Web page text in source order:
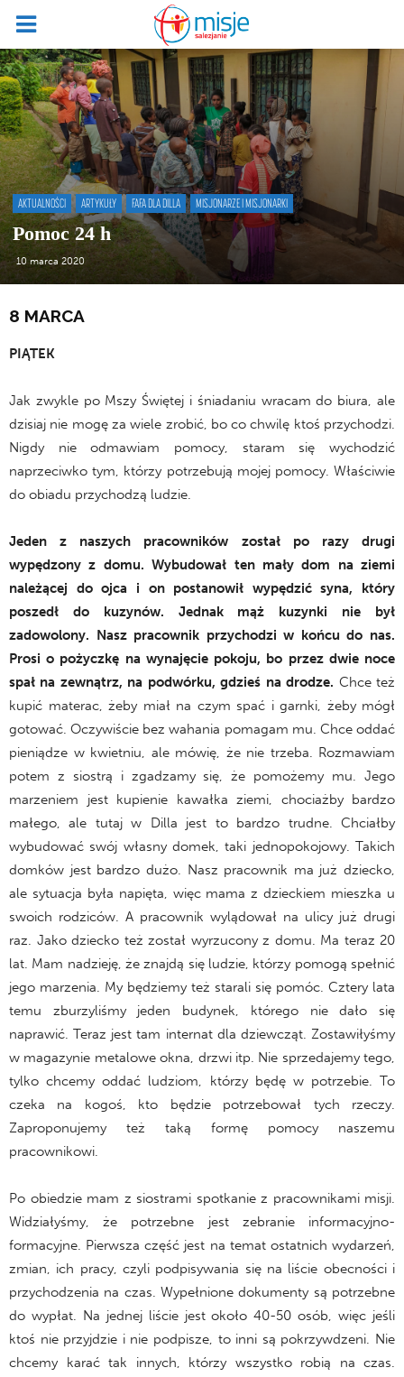
AKTUALNOŚCI ARTYKUŁY FAFA DLA DILLA MISJONARZE I MISJONARKI
Pomoc 24 h
10 marca 2020
8 MARCA
PIĄTEK
Jak zwykle po Mszy Świętej i śniadaniu wracam do biura, ale
dzisiaj nie mogę za wiele zrobić, bo co chwilę ktoś przychodzi.
Nigdy nie odmawiam pomocy, staram się wychodzić
naprzeciwko tym, którzy potrzebują mojej pomocy. Właściwie
do obiadu przychodzą ludzie.
Jeden z naszych pracowników został po razy drugi
wypędzony z domu. Wybudował ten mały dom na ziemi
należącej do ojca i on postanowił wypędzić syna, który
poszedł do kuzynów. Jednak mąż kuzynki nie był
zadowolony. Nasz pracownik przychodzi w końcu do nas.
Prosi o pożyczkę na wynajęcie pokoju, bo przez dwie noce
spał na zewnątrz, na podwórku, gdzieś na drodze. Chce też
kupić materac, żeby miał na czym spać i garnki, żeby mógł
gotować. Oczywiście bez wahania pomagam mu. Chce oddać
pieniądze w kwietniu, ale mówię, że nie trzeba. Rozmawiam
potem z siostrą i zgadzamy się, że pomożemy mu. Jego
marzeniem jest kupienie kawałka ziemi, chociażby bardzo
małego, ale tutaj w Dilla jest to bardzo trudne. Chciałby
wybudować swój własny domek, taki jednopokojowy. Takich
domków jest bardzo dużo. Nasz pracownik ma już dziecko,
ale sytuacja była napięta, więc mama z dzieckiem mieszka u
swoich rodziców. A pracownik wylądował na ulicy już drugi
raz. Jako dziecko też został wyrzucony z domu. Ma teraz 20
lat. Mam nadzieję, że znajdą się ludzie, którzy pomogą spełnić
jego marzenia. My będziemy też starali się pomóc. Cztery lata
temu zburzyliśmy jeden budynek, którego nie dało się
naprawić. Teraz jest tam internat dla dziewcząt. Zostawiłyśmy
w magazynie metalowe okna, drzwi itp. Nie sprzedajemy tego,
tylko chcemy oddać ludziom, którzy będę w potrzebie. To
czeka na kogoś, kto będzie potrzebował tych rzeczy.
Zaproponujemy też taką formę pomocy naszemu
pracownikowi.
Po obiedzie mam z siostrami spotkanie z pracownikami misji.
Widziałyśmy, że potrzebne jest zebranie informacyjno-
formacyjne. Pierwsza część jest na temat ostatnich wydarzeń,
zmian, ich pracy, czyli podpisywania się na liście obecności i
przychodzenia na czas. Wypełnione dokumenty są potrzebne
do wypłat. Na jednej liście jest około 40-50 osób, więc jeśli
ktoś nie przyjdzie i nie podpisze, to inni są pokrzywdzeni. Nie
chcemy karać tak innych, którzy wszystko robią na czas.